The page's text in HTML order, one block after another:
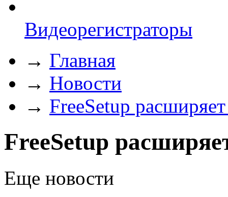
Видеорегистраторы
→ Главная
→ Новости
→ FreeSetup
FreeSetup
Еще новости